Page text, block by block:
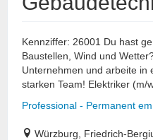
Kennziffer: 26001 Du hast
Baustellen, Wind und
Unternehmen und arbeite in
starken Team! Elektriker (m/
Professional - Permanent
Würzburg, Friedrich-